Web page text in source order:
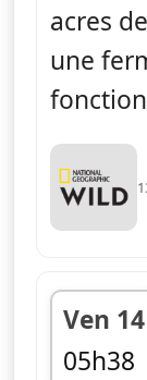
acres
une
Ven 14
05h38